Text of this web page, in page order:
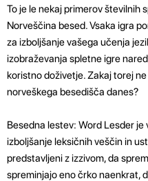
To je le nekaj primerov številnih
Norveščina besed. Vsaka igra
za izboljšanje vašega učenja
izobraževanja spletne igre
koristno doživetje. Zakaj torej
norveškega besedišča danes?
Besedna lestev: Word Lesder je
izboljšanje leksičnih veščin in
predstavljeni z izzivom, da
spreminjajo eno črko naenkrat,